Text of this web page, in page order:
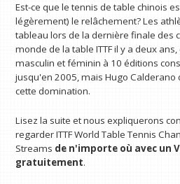
Est-ce que le tennis de table chinois
légèrement) le relâchement? Les
tableau lors de la dernière finale des
monde de la table ITTF il y a deux
masculin et féminin à 10 éditions
jusqu'en 2005, mais Hugo Calderano
cette domination.
Lisez la suite et nous expliquerons
regarder ITTF World Table Tennis
Streams de n'importe où avec un
gratuitement.